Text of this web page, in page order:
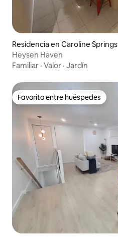
Residencia en Caroline Springs
Heysen Haven
Familiar · Valor · Jardín
Favorito entre huéspedes
Favorito entre huéspedes